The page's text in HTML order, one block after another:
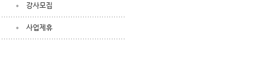
강사모집
사업제휴